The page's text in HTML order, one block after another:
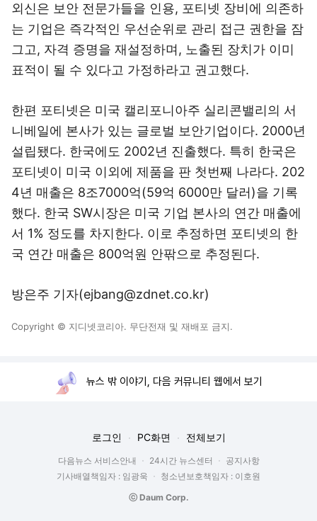
외신은 보안 전문가들을 인용, 포티넷 장비에 의존하
는 기업은 즉각적인 우선순위로 관리 접근 권한을 잠
그고, 자격 증명을 재설정하며, 노출된 장치가 이미
표적이 될 수 있다고 가정하라고 권고했다.
한편 포티넷은 미국 캘리포니아주 실리콘밸리의 서
니베일에 본사가 있는 글로벌 보안기업이다. 2000년
설립됐다. 한국에도 2002년 진출했다. 특히 한국은
포티넷이 미국 이외에 제품을 판 첫번째 나라다. 202
4년 매출은 8조7000억(59억 6000만 달러)을 기록
했다. 한국 SW시장은 미국 기업 본사의 연간 매출에
서 1% 정도를 차지한다. 이로 추정하면 포티넷의 한
국 연간 매출은 800억원 안팎으로 추정된다.
방은주 기자(ejbang@zdnet.co.kr)
Copyright © 지디넷코리아. 무단전재 및 재배포 금지.
뉴스 밖 이야기, 다음 커뮤니티 웹에서 보기
로그인 PC화면 전체보기
다음뉴스 서비스안내 24시간 뉴스센터
공지사항
기사배열책임자 : 임광욱
청소년보호책임자 : 이호원
ⓒ Daum Corp.